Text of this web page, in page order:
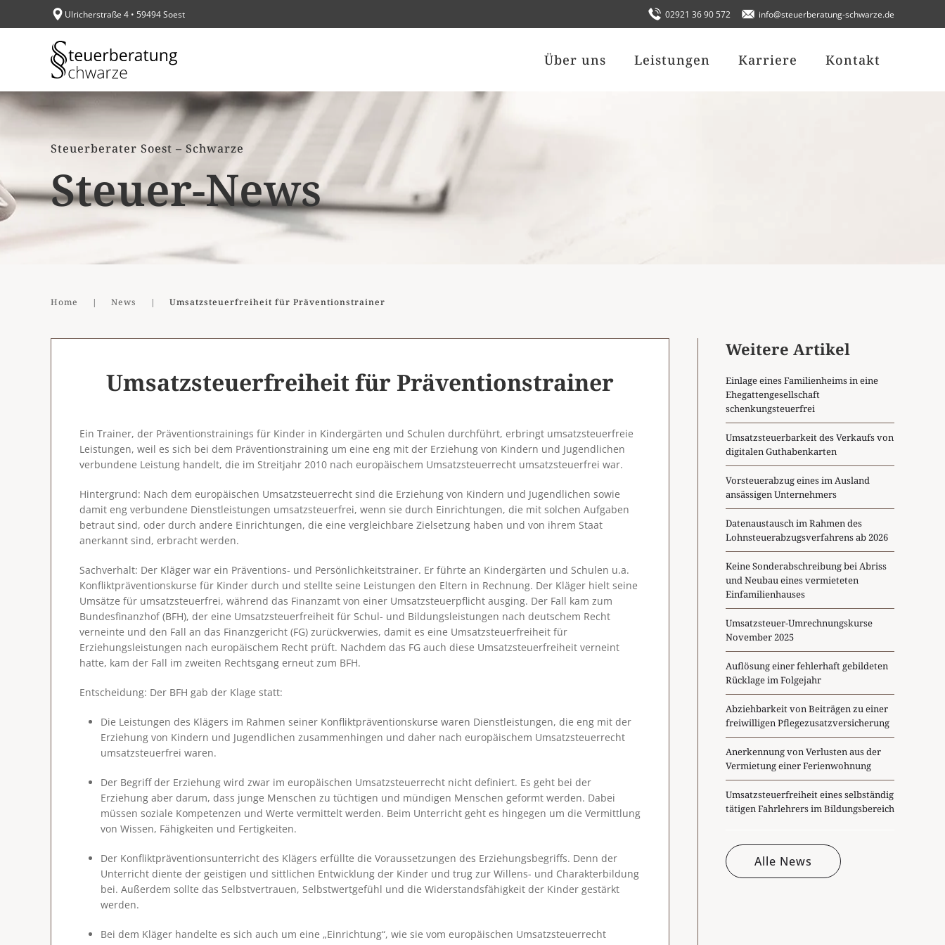
Zum Hauptinhalt springen
Ulricherstraße 4 • 59494 Soest 02921 36 90 572 info@steuerberatung-schwarze.de
Über uns Leistungen Karriere Kontakt
Steuerberater Soest – Schwarze
Steuer-News
Home News Umsatzsteuerfreiheit für Präventionstrainer
Umsatzsteuerfreiheit für Präventionstrainer
Ein Trainer, der Präventionstrainings für Kinder in Kindergärten und Schulen durchführt, erbringt umsatzsteuerfreie
Leistungen, weil es sich bei dem Präventionstraining um eine eng mit der Erziehung von Kindern und Jugendlichen
verbundene Leistung handelt, die im Streitjahr 2010 nach europäischem Umsatzsteuerrecht umsatzsteuerfrei war.
Hintergrund: Nach dem europäischen Umsatzsteuerrecht sind die Erziehung von Kindern und Jugendlichen sowie
damit eng verbundene Dienstleistungen umsatzsteuerfrei, wenn sie durch Einrichtungen, die mit solchen Aufgaben
betraut sind, oder durch andere Einrichtungen, die eine vergleichbare Zielsetzung haben und von ihrem Staat
anerkannt sind, erbracht werden.
Sachverhalt: Der Kläger war ein Präventions- und Persönlichkeitstrainer. Er führte an Kindergärten und Schulen u.a.
Konfliktpräventionskurse für Kinder durch und stellte seine Leistungen den Eltern in Rechnung. Der Kläger hielt seine
Umsätze für umsatzsteuerfrei, während das Finanzamt von einer Umsatzsteuerpflicht ausging. Der Fall kam zum
Bundesfinanzhof (BFH), der eine Umsatzsteuerfreiheit für Schul- und Bildungsleistungen nach deutschem Recht
verneinte und den Fall an das Finanzgericht (FG) zurückverwies, damit es eine Umsatzsteuerfreiheit für
Erziehungsleistungen nach europäischem Recht prüft. Nachdem das FG auch diese Umsatzsteuerfreiheit verneint
hatte, kam der Fall im zweiten Rechtsgang erneut zum BFH.
Entscheidung: Der BFH gab der Klage statt:
Die Leistungen des Klägers im Rahmen seiner Konfliktpräventionskurse waren Dienstleistungen, die eng mit der
Erziehung von Kindern und Jugendlichen zusammenhingen und daher nach europäischem Umsatzsteuerrecht
umsatzsteuerfrei waren.
Der Begriff der Erziehung wird zwar im europäischen Umsatzsteuerrecht nicht definiert. Es geht bei der
Erziehung aber darum, dass junge Menschen zu tüchtigen und mündigen Menschen geformt werden. Dabei
müssen soziale Kompetenzen und Werte vermittelt werden. Beim Unterricht geht es hingegen um die Vermittlung
von Wissen, Fähigkeiten und Fertigkeiten.
Der Konfliktpräventionsunterricht des Klägers erfüllte die Voraussetzungen des Erziehungsbegriffs. Denn der
Unterricht diente der geistigen und sittlichen Entwicklung der Kinder und trug zur Willens- und Charakterbildung
bei. Außerdem sollte das Selbstvertrauen, Selbstwertgefühl und die Widerstandsfähigkeit der Kinder gestärkt
werden.
Bei dem Kläger handelte es sich auch um eine „Einrichtung“, wie sie vom europäischen Umsatzsteuerrecht
Weitere Artikel
Einlage eines Familienheims in eine
Ehegattengesellschaft
schenkungsteuerfrei
Umsatzsteuerbarkeit des Verkaufs von
digitalen Guthabenkarten
Vorsteuerabzug eines im Ausland
ansässigen Unternehmers
Datenaustausch im Rahmen des
Lohnsteuerabzugsverfahrens ab 2026
Keine Sonderabschreibung bei Abriss
und Neubau eines vermieteten
Einfamilienhauses
Umsatzsteuer-Umrechnungskurse
November 2025
Auflösung einer fehlerhaft gebildeten
Rücklage im Folgejahr
Abziehbarkeit von Beiträgen zu einer
freiwilligen Pflegezusatzversicherung
Anerkennung von Verlusten aus der
Vermietung einer Ferienwohnung
Umsatzsteuerfreiheit eines selbständig
tätigen Fahrlehrers im Bildungsbereich
Alle News